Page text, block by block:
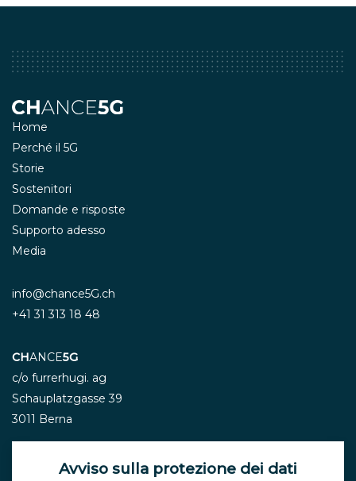
Avviso sulla protezione dei dati
Home
Perché il 5G
Storie
Sostenitori
Domande e risposte
Supporto adesso
Media
info@chance5G.ch
+41 31 313 18 48
CHANCE5G
c/o furrerhugi. ag
Schauplatzgasse 39
3011 Berna